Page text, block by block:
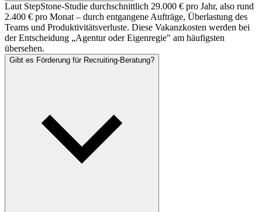
Laut StepStone-Studie durchschnittlich 29.000 € pro Jahr, also rund
2.400 € pro Monat – durch entgangene Aufträge, Überlastung des
Teams und Produktivitätsverluste. Diese Vakanzkosten werden bei
der Entscheidung „Agentur oder Eigenregie" am häufigsten
übersehen.
Gibt es Förderung für Recruiting-Beratung?